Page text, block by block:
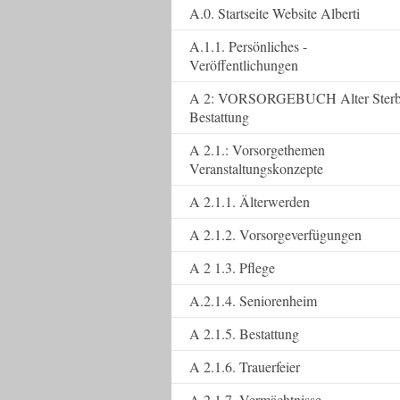
A.0. Startseite Website Alberti
A.1.1. Persönliches -
Veröffentlichungen
A 2: VORSORGEBUCH Alter
Bestattung
A 2.1.: Vorsorgethemen
Veranstaltungskonzepte
A 2.1.1. Älterwerden
A 2.1.2. Vorsorgeverfügungen
A 2 1.3. Pflege
A.2.1.4. Seniorenheim
A 2.1.5. Bestattung
A 2.1.6. Trauerfeier